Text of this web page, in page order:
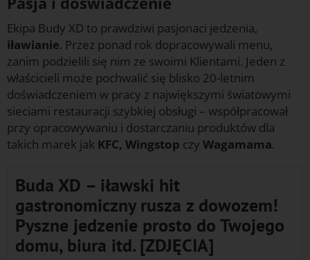
Ekipa Budy XD to prawdziwi pasjonaci jedzenia,
iławianie. Przez ponad rok dopracowywali menu,
zanim podzielili się nim ze swoimi Klientami. Jeden z
właścicieli może pochwalić się blisko 20-letnim
doświadczeniem w pracy z największymi światowymi
sieciami restauracji szybkiej obsługi – współpracował
przy opracowywaniu i dostarczaniu produktów dla
takich marek jak KFC, Wingstop czy Wagamama.
Buda XD – iławski hit
gastronomiczny rusza z dowozem!
Pyszne jedzenie prosto do Twojego
domu, biura itd. [ZDJĘCIA]